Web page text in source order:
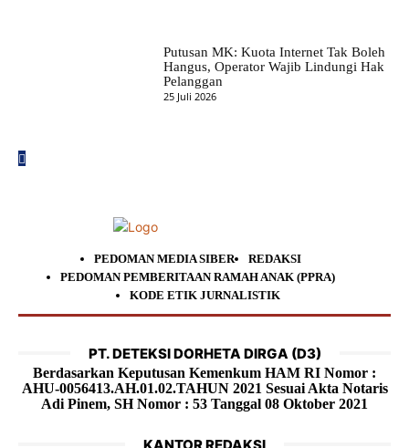
Putusan MK: Kuota Internet Tak Boleh
Hangus, Operator Wajib Lindungi Hak
Pelanggan
25 Juli 2026
PEDOMAN MEDIA SIBER
REDAKSI
PEDOMAN PEMBERITAAN RAMAH ANAK (PPRA)
KODE ETIK JURNALISTIK
PT. DETEKSI DORHETA DIRGA (D3)
Berdasarkan Keputusan Kemenkum HAM RI Nomor :
AHU-0056413.AH.01.02.TAHUN 2021 Sesuai Akta Notaris
Adi Pinem, SH Nomor : 53 Tanggal 08 Oktober 2021